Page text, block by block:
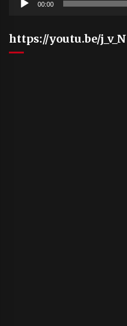
00:00
https://youtu.be/